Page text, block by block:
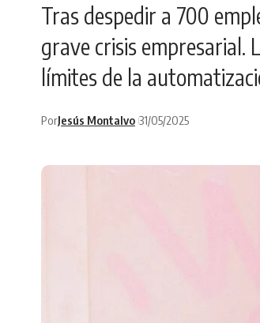
Tras despedir a 700
grave crisis empresarial.
límites de la
PorJesús Montalvo 31/05/2025